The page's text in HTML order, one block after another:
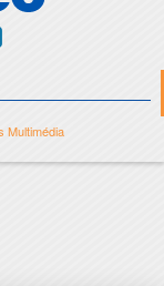
Multimédia